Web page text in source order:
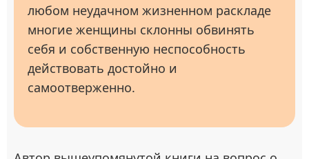
любом неудачном жизненном раскладе
многие женщины склонны обвинять
себя и собственную неспособность
действовать достойно и
самоотверженно.